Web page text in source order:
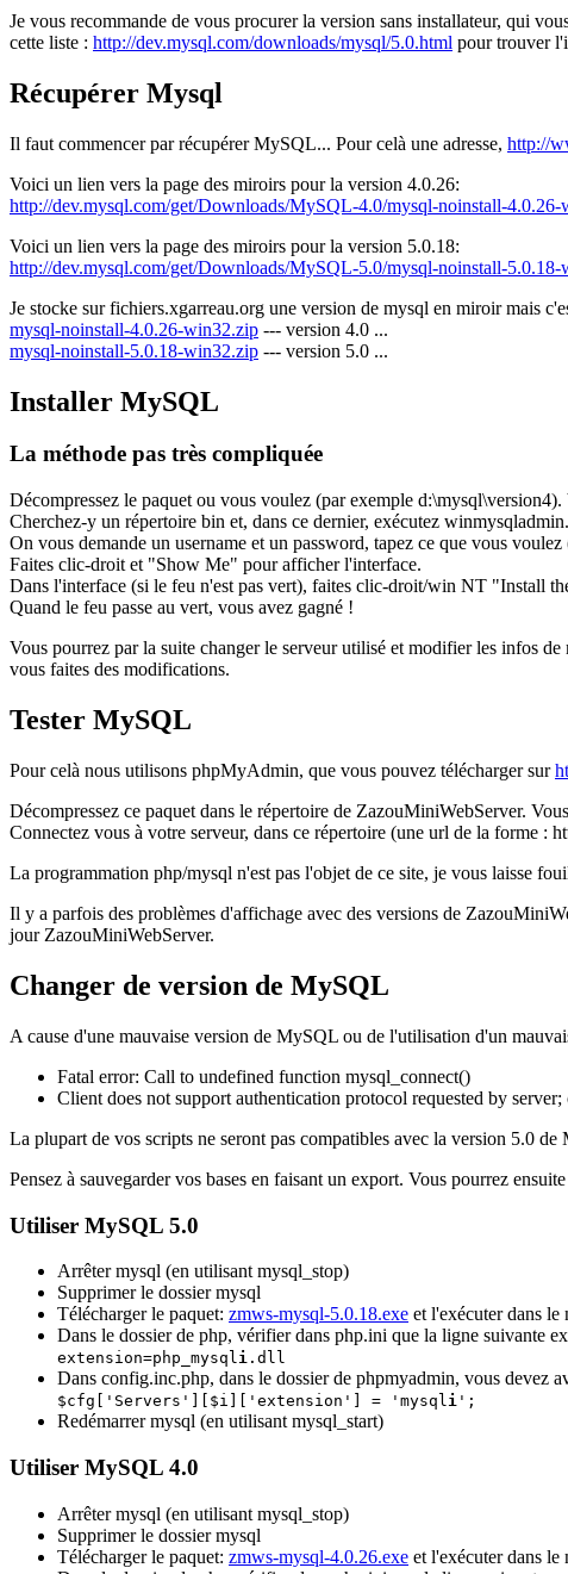
Je vous recommande de vous procurer la version sans installateur, qui
cette liste : http://dev.mysql.com/downloads/mysql/5.0.html pour trouver
Récupérer Mysql
Il faut commencer par récupérer MySQL... Pour celà une adresse, http://
Voici un lien vers la page des miroirs pour la version 4.0.26:
http://dev.mysql.com/get/Downloads/MySQL-4.0/mysql-noinstall-
Voici un lien vers la page des miroirs pour la version 5.0.18:
http://dev.mysql.com/get/Downloads/MySQL-5.0/mysql-noinstall-
Je stocke sur fichiers.xgarreau.org une version de mysql en miroir mais
mysql-noinstall-4.0.26-win32.zip --- version 4.0 ...
mysql-noinstall-5.0.18-win32.zip --- version 5.0 ...
Installer MySQL
La méthode pas très compliquée
Décompressez le paquet ou vous voulez (par exemple
Cherchez-y un répertoire bin et, dans ce dernier, exécutez winmysqladmin.
On vous demande un username et un password, tapez ce que vous
Faites clic-droit et "Show Me" pour afficher l'interface.
Dans l'interface (si le feu n'est pas vert), faites clic-droit/win NT "Install
Quand le feu passe au vert, vous avez gagné !
Vous pourrez par la suite changer le serveur utilisé et modifier les infos
vous faites des modifications.
Tester MySQL
Pour celà nous utilisons phpMyAdmin, que vous pouvez télécharger sur
Décompressez ce paquet dans le répertoire de ZazouMiniWebServer.
Connectez vous à votre serveur, dans ce répertoire (une url de la forme
La programmation php/mysql n'est pas l'objet de ce site, je vous laisse
Il y a parfois des problèmes d'affichage avec des versions de
jour ZazouMiniWebServer.
Changer de version de MySQL
A cause d'une mauvaise version de MySQL ou de l'utilisation d'un
Fatal error: Call to undefined function mysql_connect()
Client does not support authentication protocol requested by
La plupart de vos scripts ne seront pas compatibles avec la version 5.0
Pensez à sauvegarder vos bases en faisant un export. Vous pourrez
Utiliser MySQL 5.0
Arrêter mysql (en utilisant mysql_stop)
Supprimer le dossier mysql
Télécharger le paquet: zmws-mysql-5.0.18.exe et l'exécuter dans le
Dans le dossier de php, vérifier dans php.ini que la ligne suivante
extension=php_mysqli .dll
Dans config.inc.php, dans le dossier de phpmyadmin, vous devez
$cfg['Servers'][$i]['extension'] = 'mysqli ';
Redémarrer mysql (en utilisant mysql_start)
Utiliser MySQL 4.0
Arrêter mysql (en utilisant mysql_stop)
Supprimer le dossier mysql
Télécharger le paquet: zmws-mysql-4.0.26.exe et l'exécuter dans le